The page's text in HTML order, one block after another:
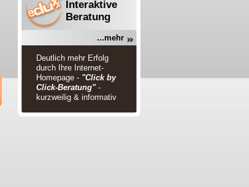
Interaktive
Beratung
Deutlich mehr Erfolg
durch Ihre Internet-
Homepage - "Click by
Click-Beratung"-
kurzweilig & informativ
...mehr